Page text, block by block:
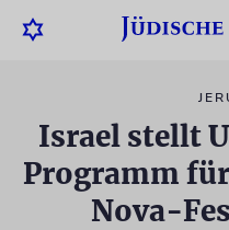
Israel stellt
Programm für
Nova-